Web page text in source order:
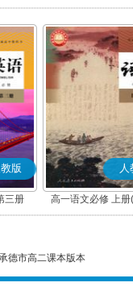
版
三册
人
高一语文必修 上
德市高二课本版本